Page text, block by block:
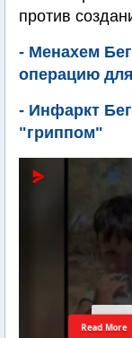
против
- Менахем
операцию
- Инфаркт
"гриппом"
Read More